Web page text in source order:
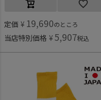
定価 ¥ 19,690のところ
当店特別価格 ¥ 5,907税込